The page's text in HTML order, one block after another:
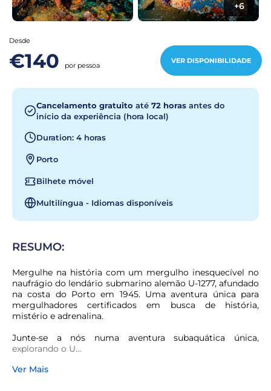
+6
Desde
€140 por pessoa
VER DISPONIBILIDADE
Cancelamento gratuito até 72 horas antes do
início da experiência (hora local)
Duration: 4 horas
Porto
Bilhete móvel
Multilíngua - Idiomas disponíveis
RESUMO:
Mergulhe na história com um mergulho inesquecível no
naufrágio do lendário submarino alemão U-1277, afundado
na costa do Porto em 1945. Uma aventura única para
mergulhadores certificados em busca de história,
mistério e adrenalina.
Junte-se a nós numa aventura subaquática única,
explorando o U...
Ver Mais